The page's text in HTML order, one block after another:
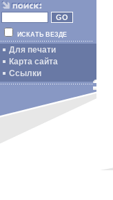
ИСКАТЬ ВЕЗДЕ
Для печати
Карта сайта
Ссылки